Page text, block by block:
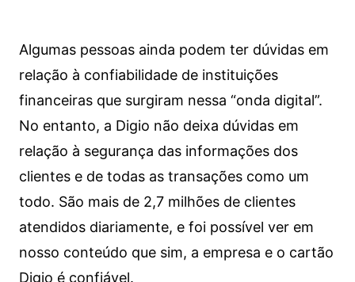
Algumas pessoas ainda podem ter dúvidas em
relação à confiabilidade de instituições
financeiras que surgiram nessa “onda digital”.
No entanto, a Digio não deixa dúvidas em
relação à segurança das informações dos
clientes e de todas as transações como um
todo. São mais de 2,7 milhões de clientes
atendidos diariamente, e foi possível ver em
nosso conteúdo que sim, a empresa e o cartão
Digio é confiável.